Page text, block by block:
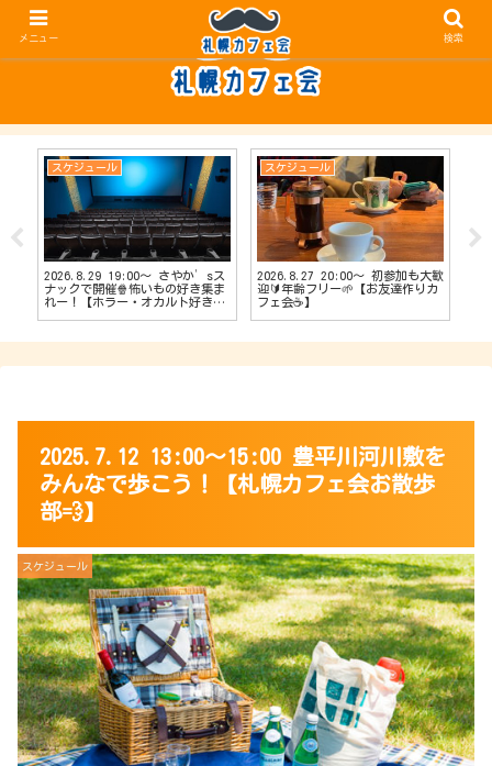
スケジュール
2026.8.29 19:00〜 さやか’sス
ナックで開催🍿怖いもの好き集ま
れー！【ホラー・オカルト好きカ
スケジュール
2026.8.27 20:00〜 初参加も大歓
迎🔰年齢フリー🌱【お友達作りカ
フェ会☕️】
2025.7.12 13:00～15:00 豊平川河川敷を
みんなで歩こう！【札幌カフェ会お散歩
部💨】
スケジュール
メニュー 検索